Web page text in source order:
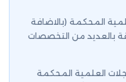
المحكمة (بالاضافة
بالعديد من التخصصات
العلمية المحكمة